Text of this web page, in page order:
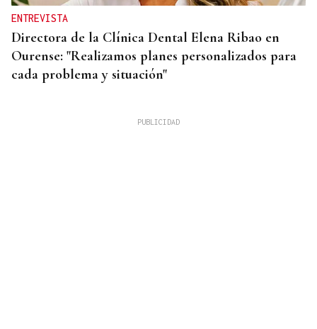
ENTREVISTA
Directora de la Clínica Dental Elena Ribao en
Ourense: "Realizamos planes personalizados para
cada problema y situación"